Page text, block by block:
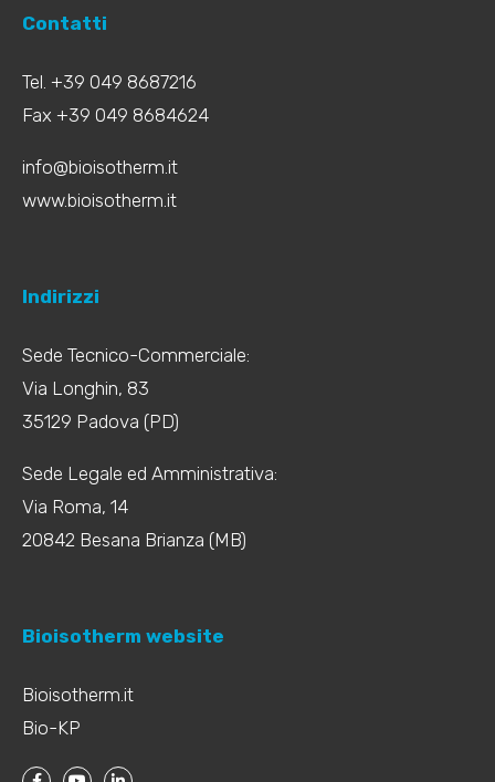
Contatti
Tel. +39 049 8687216
Fax +39 049 8684624
info@bioisotherm.it
www.bioisotherm.it
Indirizzi
Sede Tecnico-Commerciale:
Via Longhin, 83
35129 Padova (PD)
Sede Legale ed Amministrativa:
Via Roma, 14
20842 Besana Brianza (MB)
Bioisotherm website
Bioisotherm.it
Bio-KP